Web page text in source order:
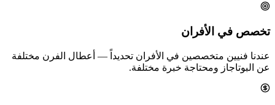
تخصص في الأفران
عندنا فنيين متخصصين في الأفران تحديداً — أعطال الفرن مختلفة
عن البوتاجاز ومحتاجة خبرة مختلفة.